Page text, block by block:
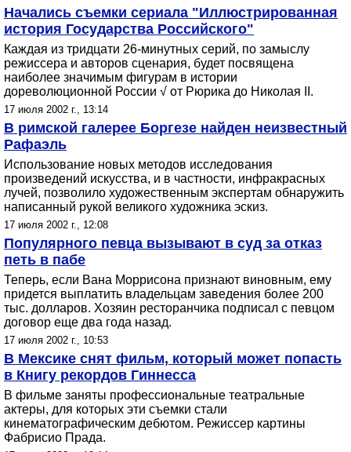
Начались съемки сериала "Иллюстрированная
история Государства Российского"
Каждая из тридцати 26-минутных серий, по замыслу
режиссера и авторов сценария, будет посвящена
наиболее значимым фигурам в истории
дореволюционной России √ от Рюрика до Николая II.
17 июля 2002 г., 13:14
В римской галерее Боргезе найден неизвестный
Рафаэль
Использование новых методов исследования
произведений искусства, и в частности, инфракрасных
лучей, позволило художественным экспертам обнаружить
написанный рукой великого художника эскиз.
17 июля 2002 г., 12:08
Популярного певца вызывают в суд за отказ
петь в пабе
Теперь, если Вана Моррисона признают виновным, ему
придется выплатить владельцам заведения более 200
тыс. долларов. Хозяин ресторанчика подписал с певцом
договор еще два года назад.
17 июля 2002 г., 10:53
В Мексике снят фильм, который может попасть
в Книгу рекордов Гиннесcа
В фильме заняты профессиональные театральные
актеры, для которых эти съемки стали
кинематографическим дебютом. Режиссер картины
Фабрисио Прада.